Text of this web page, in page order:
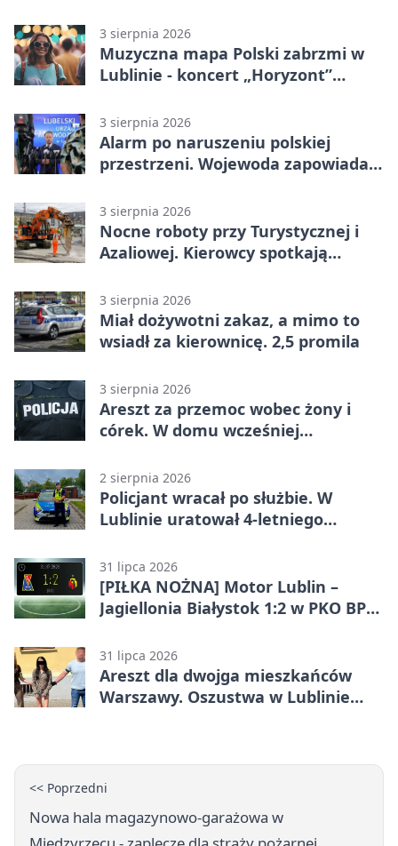
3 sierpnia 2026
Muzyczna mapa Polski zabrzmi w
Lublinie - koncert „Horyzont”
3 sierpnia 2026
Alarm po naruszeniu polskiej
przestrzeni. Wojewoda zapowiada
3 sierpnia 2026
Nocne roboty przy Turystycznej i
Azaliowej. Kierowcy spotkają
3 sierpnia 2026
Miał dożywotni zakaz, a mimo to
wsiadł za kierownicę. 2,5 promila
3 sierpnia 2026
Areszt za przemoc wobec żony i
córek. W domu wcześniej
2 sierpnia 2026
Policjant wracał po służbie. W
Lublinie uratował 4-letniego
31 lipca 2026
[PIŁKA NOŻNA] Motor Lublin –
Jagiellonia Białystok 1:2 w PKO BP
zabrał gospodarzom remis
31 lipca 2026
Areszt dla dwojga mieszkańców
Warszawy. Oszustwa w Lublinie
<< Poprzedni
Nowa hala magazynowo-garażowa w